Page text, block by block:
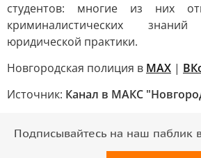
студентов: многие из них
криминалистических
юридической практики.
Новгородская полиция в MAX |
Источник: Канал в МАКС
Подписывайтесь на наш паблик